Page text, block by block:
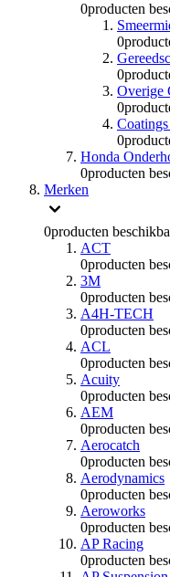
0producten
0
0
Overige
0
0
Honda
0producten
Merken
0producten
ACT
0producten
3M
0producten
A4H-TECH
0producten
ACL
0producten
Acuity
0producten
AEM
0producten
Aerocatch
0producten
Aerodynamics
0producten
Aeroworks
0producten
AP Racing
0producten